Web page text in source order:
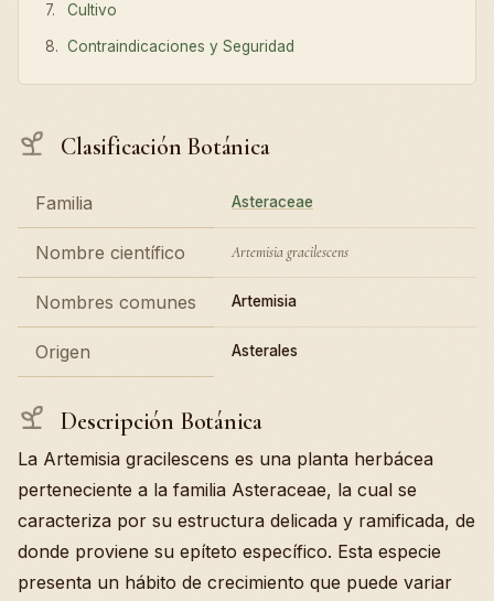
Cultivo
Contraindicaciones y Seguridad
Clasificación Botánica
Familia Asteraceae
Nombre científico Artemisia gracilescens
Nombres comunes Artemisia
Origen Asterales
Descripción Botánica
La Artemisia gracilescens es una planta herbácea
perteneciente a la familia Asteraceae, la cual se
caracteriza por su estructura delicada y ramificada, de
donde proviene su epíteto específico. Esta especie
presenta un hábito de crecimiento que puede variar